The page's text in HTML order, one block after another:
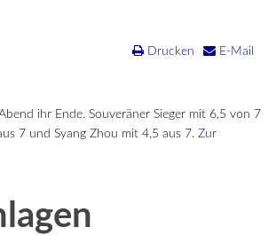
Drucken E-Mail
ihr Ende. Souveräner Sieger mit 6,5 von 7
7 und Syang Zhou mit 4,5 aus 7. Zur